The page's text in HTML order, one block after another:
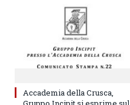
Accademia della Crusca,